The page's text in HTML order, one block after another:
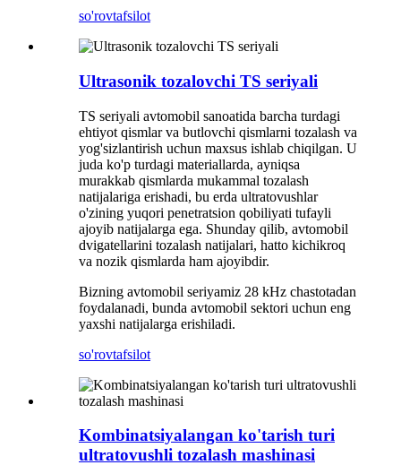
so'rovtafsilot
Ultrasonik tozalovchi TS seriyali
TS seriyali avtomobil sanoatida barcha turdagi
ehtiyot qismlar va butlovchi qismlarni tozalash va
yog'sizlantirish uchun maxsus ishlab chiqilgan. U
juda ko'p turdagi materiallarda, ayniqsa
murakkab qismlarda mukammal tozalash
natijalariga erishadi, bu erda ultratovushlar
o'zining yuqori penetratsion qobiliyati tufayli
ajoyib natijalarga ega. Shunday qilib, avtomobil
dvigatellarini tozalash natijalari, hatto kichikroq
va nozik qismlarda ham ajoyibdir.
Bizning avtomobil seriyamiz 28 kHz chastotadan
foydalanadi, bunda avtomobil sektori uchun eng
yaxshi natijalarga erishiladi.
so'rovtafsilot
Kombinatsiyalangan ko'tarish turi
ultratovushli tozalash mashinasi